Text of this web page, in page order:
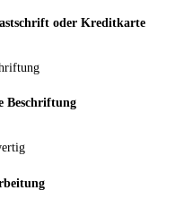
oder Kreditkarte
Beschriftung